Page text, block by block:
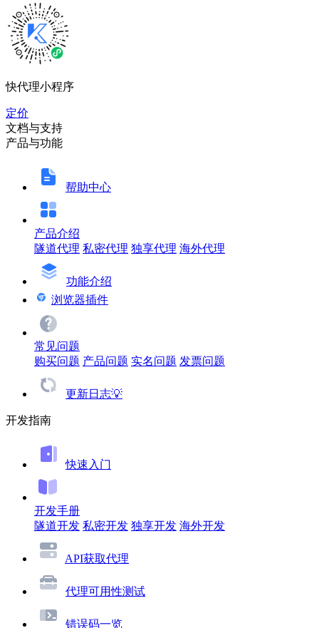
快代理小程序
定价
文档与支持
产品与功能
帮助中心
产品介绍
隧道代理 私密代理 独享代理 海外代理
功能介绍
浏览器插件
常见问题
购买问题 产品问题 实名问题 发票问题
更新日志💡
开发指南
快速入门
开发手册
隧道开发 私密开发 独享开发 海外开发
API获取代理
代理可用性测试
错误码一览